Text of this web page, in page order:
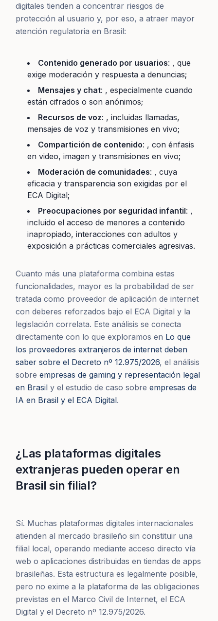
digitales tienden a concentrar riesgos de
protección al usuario y, por eso, a atraer mayor
atención regulatoria en Brasil:
Contenido generado por usuarios: , que
exige moderación y respuesta a denuncias;
Mensajes y chat: , especialmente cuando
están cifrados o son anónimos;
Recursos de voz: , incluidas llamadas,
mensajes de voz y transmisiones en vivo;
Compartición de contenido: , con énfasis
en video, imagen y transmisiones en vivo;
Moderación de comunidades: , cuya
eficacia y transparencia son exigidas por el
ECA Digital;
Preocupaciones por seguridad infantil: ,
incluido el acceso de menores a contenido
inapropiado, interacciones con adultos y
exposición a prácticas comerciales agresivas.
Cuanto más una plataforma combina estas
funcionalidades, mayor es la probabilidad de ser
tratada como proveedor de aplicación de internet
con deberes reforzados bajo el ECA Digital y la
legislación correlata. Este análisis se conecta
directamente con lo que exploramos en Lo que
los proveedores extranjeros de internet deben
saber sobre el Decreto nº 12.975/2026, el análisis
sobre empresas de gaming y representación legal
en Brasil y el estudio de caso sobre empresas de
IA en Brasil y el ECA Digital.
¿Las plataformas digitales
extranjeras pueden operar en
Brasil sin filial?
Sí. Muchas plataformas digitales internacionales
atienden al mercado brasileño sin constituir una
filial local, operando mediante acceso directo vía
web o aplicaciones distribuidas en tiendas de apps
brasileñas. Esta estructura es legalmente posible,
pero no exime a la plataforma de las obligaciones
previstas en el Marco Civil de Internet, el ECA
Digital y el Decreto nº 12.975/2026.